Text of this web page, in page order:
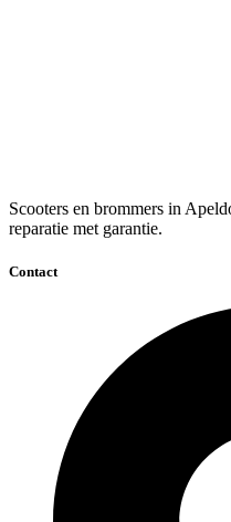
Scooters en brommers in
reparatie met garantie.
Contact